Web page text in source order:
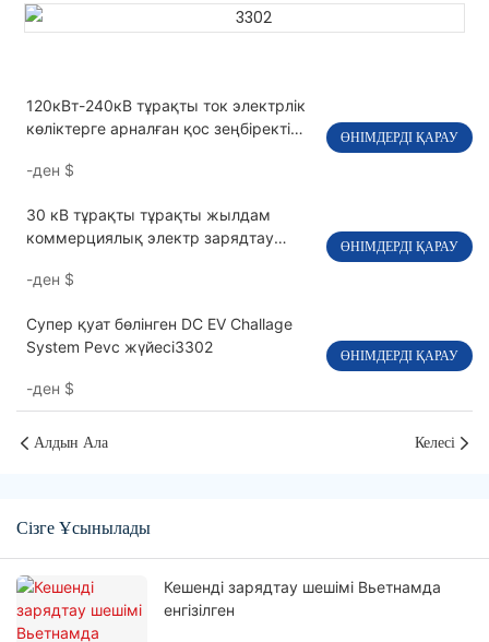
120кВт-240кВ тұрақты ток электрлік
көліктерге арналған қос зеңбіректі
станциясы
-ден $
ӨНІМДЕРДІ ҚАРАУ
30 кВ тұрақты тұрақты жылдам
коммерциялық электр зарядтау
-ден $
ӨНІМДЕРДІ ҚАРАУ
Супер қуат бөлінген DC EV Challage
System Pevc жүйесі3302
-ден $
ӨНІМДЕРДІ ҚАРАУ
Алдын Ала Келесі
Сізге Ұсынылады
Кешенді зарядтау шешімі Вьетнамда
енгізілген